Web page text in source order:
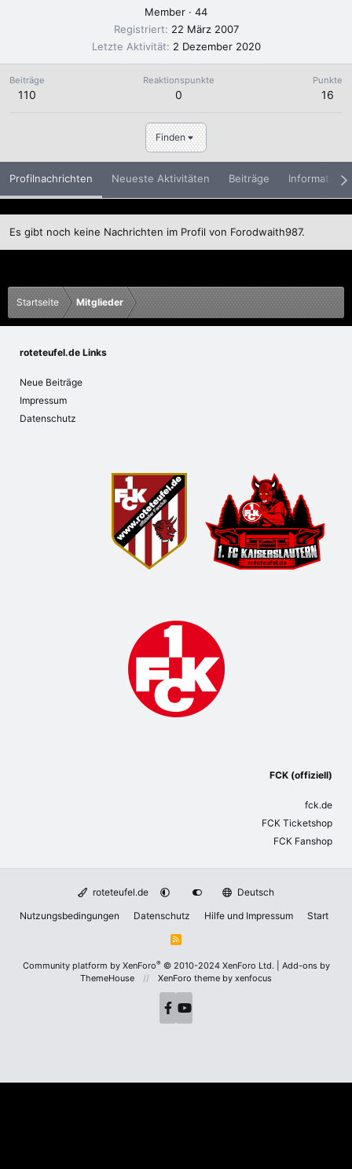
Member · 44
Registriert
22 März 2007
Letzte Aktivität
2 Dezember 2020
Beiträge
110
Reaktionspunkte
0
Punkte
16
Finden
Profilnachrichten Neueste Aktivitäten Beiträge
Es gibt noch keine Nachrichten im Profil von Forodwaith987.
Startseite Mitglieder
roteteufel.de Links
Neue Beiträge
Impressum
Datenschutz
FCK (offiziell)
fck.de
FCK Ticketshop
FCK Fanshop
roteteufel.de
Deutsch
Nutzungsbedingungen
Datenschutz Hilfe und Impressum Start
R
Community platform by XenForo® © 2010-2024 XenForo Ltd.
Add-ons by
ThemeHouse
XenForo theme by xenfocus